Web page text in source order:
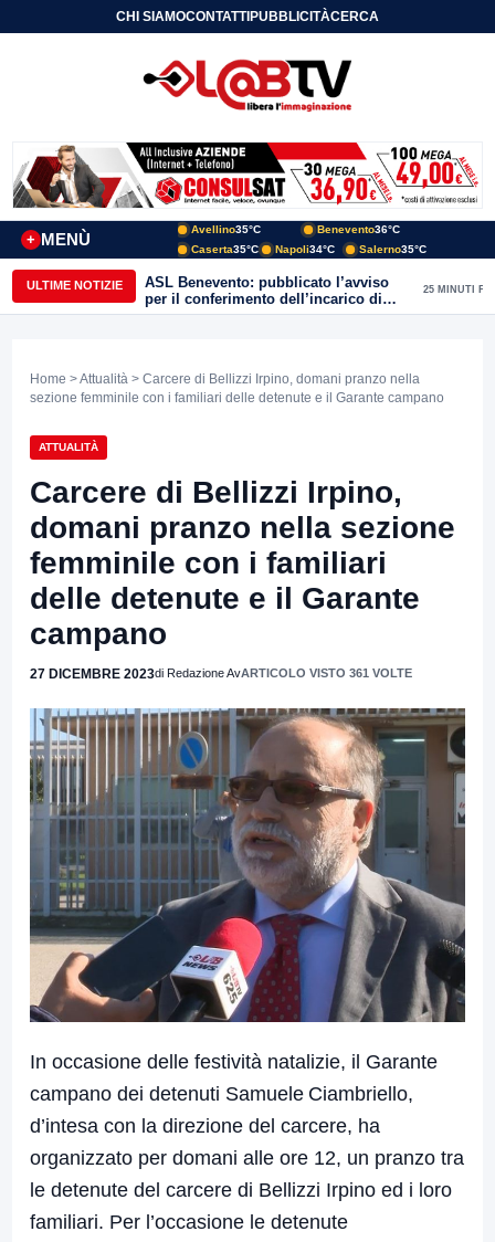
CHI SIAMOCONTATTIPUBBLICITÀCERCA
MENÙ
+
Avellino35°C Benevento36°C
Caserta35°C Napoli34°C Salerno35°C
ULTIME NOTIZIE
Home >Attualità > Carcere di Bellizzi Irpino, domani pranzo nella
sezione femminile con i familiari delle detenute e il Garante campano
ATTUALITÀ
Carcere di Bellizzi Irpino,
domani pranzo nella sezione
femminile con i familiari
delle detenute e il Garante
campano
27 DICEMBRE 2023di Redazione AvARTICOLO VISTO 361 VOLTE
In occasione delle festività natalizie, il Garante
campano dei detenuti Samuele Ciambriello,
d’intesa con la direzione del carcere, ha
organizzato per domani alle ore 12, un pranzo tra
le detenute del carcere di Bellizzi Irpino ed i loro
familiari. Per l’occasione le detenute